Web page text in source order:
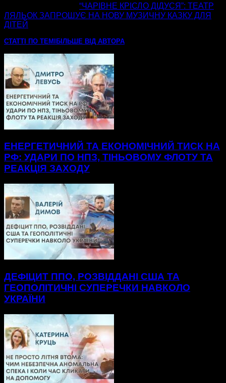
“ЧАРІВНЕ КРІСЛО ДІДУСЯ”: ТЕАТР
ЛЯЛЬОК ЗАПРОШУЄ НА НОВУ МУЗИЧНУ КАЗКУ ДЛЯ
ДІТЕЙ
СТАТТІ ПО ТЕМІ БІЛЬШЕ ВІД АВТОРА
ЕНЕРГЕТИЧНИЙ ТА ЕКОНОМІЧНИЙ ТИСК НА
РФ: УДАРИ ПО НПЗ, ТІНЬОВОМУ ФЛОТУ ТА
РЕАКЦІЯ ЗАХОДУ
ДЕФІЦИТ ППО, РОЗВІДДАНІ США ТА
ГЕОПОЛІТИЧНІ СУПЕРЕЧКИ НАВКОЛО
УКРАЇНИ